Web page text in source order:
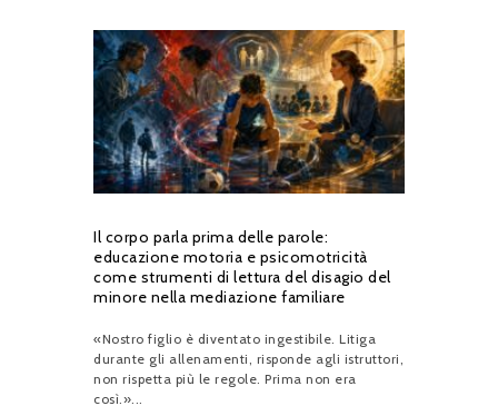
Il corpo parla prima delle parole:
educazione motoria e psicomotricità
come strumenti di lettura del disagio del
minore nella mediazione familiare
«Nostro figlio è diventato ingestibile. Litiga
durante gli allenamenti, risponde agli istruttori,
non rispetta più le regole. Prima non era
così.»...